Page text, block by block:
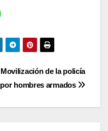
Movilización de la policía
por hombres armados